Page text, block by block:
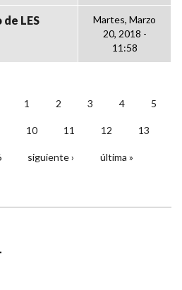
LES
Martes, Marzo
20, 2018 -
11:58
1 2 3 4 5
10 11 12 13
siguiente › última »